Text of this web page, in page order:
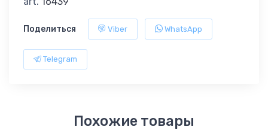
Поделиться Viber WhatsApp
Telegram
Похожие товары